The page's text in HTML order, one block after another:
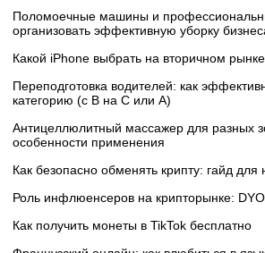
Поломоечные машины и
организовать эффективную уборку
Какой iPhone выбрать на вторичном рынке
Переподготовка водителей: как
категорию (с B на C или А)
Антицеллюлитный массажер для разных
особенности применения
Как безопасно обменять крипту: гайд для
Роль инфлюенсеров на крипторынке:
Как получить монеты в TikTok бесплатно